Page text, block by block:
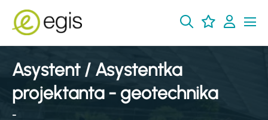
Asystent / Asystentka
projektanta - geotechnika
-